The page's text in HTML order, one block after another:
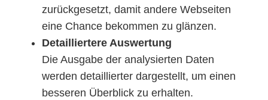
zurückgesetzt, damit andere Webseiten
eine Chance bekommen zu glänzen.
Detailliertere Auswertung
Die Ausgabe der analysierten Daten
werden detaillierter dargestellt, um einen
besseren Überblick zu erhalten.